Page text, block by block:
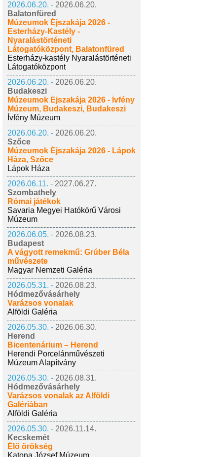
2026.06.20. - 2026.06.20.
Balatonfüred
Múzeumok Éjszakája 2026 -
Esterházy-Kastély -
Nyaralástörténeti
Látogatóközpont, Balatonfüred
Esterházy-kastély Nyaralástörténeti
Látogatóközpont
2026.06.20. - 2026.06.20.
Budakeszi
Múzeumok Éjszakája 2026 - Ívfény
Múzeum, Budakeszi, Budakeszi
Ívfény Múzeum
2026.06.20. - 2026.06.20.
Szőce
Múzeumok Éjszakája 2026 - Lápok
Háza, Szőce
Lápok Háza
2026.06.11. - 2027.06.27.
Szombathely
Római játékok
Savaria Megyei Hatókörű Városi
Múzeum
2026.06.05. - 2026.08.23.
Budapest
A vágyott remekmű: Grúber Béla
művészete
Magyar Nemzeti Galéria
2026.05.31. - 2026.08.23.
Hódmezővásárhely
Varázsos vonalak
Alföldi Galéria
2026.05.30. - 2026.06.30.
Herend
Bicentenárium – Herend
Herendi Porcelánművészeti
Múzeum Alapítvány
2026.05.30. - 2026.08.31.
Hódmezővásárhely
Varázsos vonalak az Alföldi
Galériában
Alföldi Galéria
2026.05.30. - 2026.11.14.
Kecskemét
Élő örökség
Katona József Múzeum